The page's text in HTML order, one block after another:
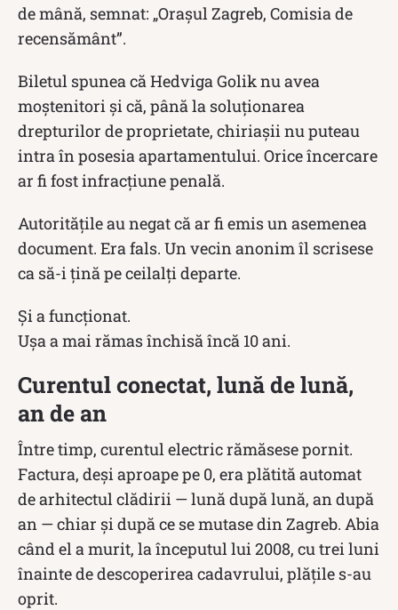
de mână, semnat: „Orașul Zagreb, Comisia de
recensământ”.
Biletul spunea că Hedviga Golik nu avea
moștenitori și că, până la soluționarea
drepturilor de proprietate, chiriașii nu puteau
intra în posesia apartamentului. Orice încercare
ar fi fost infracțiune penală.
Autoritățile au negat că ar fi emis un asemenea
document. Era fals. Un vecin anonim îl scrisese
ca să-i țină pe ceilalți departe.
Și a funcționat.
Ușa a mai rămas închisă încă 10 ani.
Curentul conectat, lună de lună,
an de an
Între timp, curentul electric rămăsese pornit.
Factura, deși aproape pe 0, era plătită automat
de arhitectul clădirii — lună după lună, an după
an — chiar și după ce se mutase din Zagreb. Abia
când el a murit, la începutul lui 2008, cu trei luni
înainte de descoperirea cadavrului, plățile s-au
oprit.